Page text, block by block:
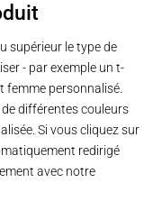
supérieur le type de
- par exemple un t-
femme personnalisé.
différentes couleurs
Si vous cliquez sur
redirigé
avec notre